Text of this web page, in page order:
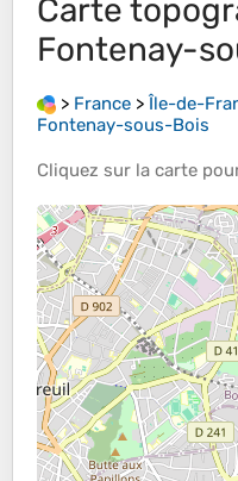
Carte
Fontenay-
> France > Île-de-
Fontenay-sous-Bois
Cliquez sur la carte